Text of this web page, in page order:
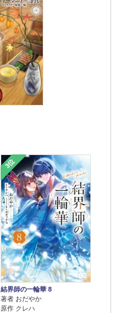
3位
結界師の一輪華 8
著者 おだやか
原作 クレハ